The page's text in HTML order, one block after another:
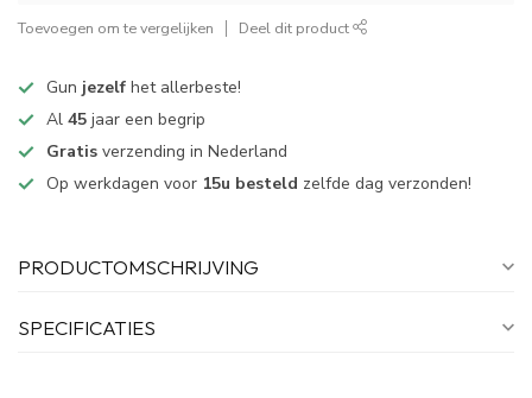
Toevoegen om te vergelijken Deel dit product
Gun jezelf het allerbeste!
Al 45 jaar een begrip
Gratis verzending in Nederland
Op werkdagen voor 15u besteld zelfde dag verzonden!
PRODUCTOMSCHRIJVING
SPECIFICATIES